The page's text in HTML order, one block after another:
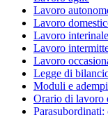
Lavoro
Lavoro
Lavoro
Lavoro
Lavoro
Legge di
Moduli e
Orario di lavoro